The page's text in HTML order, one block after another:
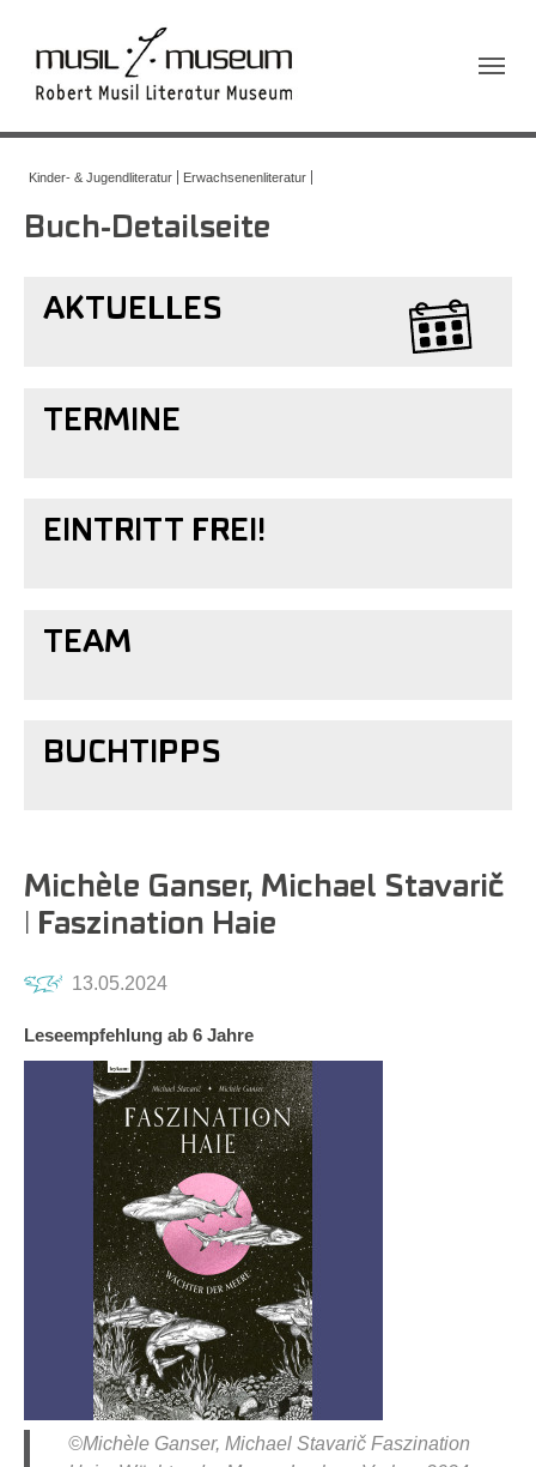
Kinder- & Jugendliteratur Erwachsenenliteratur
Buch-Detailseite
AKTUELLES
TERMINE
EINTRITT FREI!
TEAM
BUCHTIPPS
Michèle Ganser, Michael Stavarič
ǀ Faszination Haie
13.05.2024
Leseempfehlung ab 6 Jahre
©Michèle Ganser, Michael Stavarič Faszination